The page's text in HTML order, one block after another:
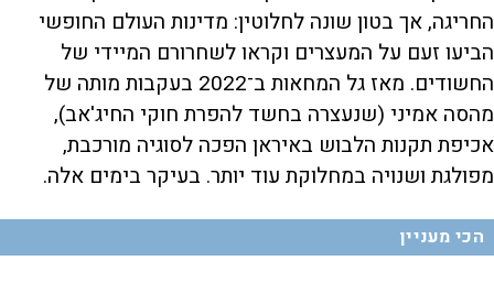
החריגה, אך בטון שונה לחלוטין: מדינות העולם החופשי
הביעו זעם על המעצרים וקראו לשחרורם המיידי של
החשודים. מאז גל המחאות ב־2022 בעקבות מותה של
מהסה אמיני (שנעצרה בחשד להפרת חוקי החיג'אב),
אכיפת תקנות הלבוש באיראן הפכה לסוגיה מורכבת,
מפולגת ושנויה במחלוקת עוד יותר. בעיקר בימים אלה.
הכי מעניין